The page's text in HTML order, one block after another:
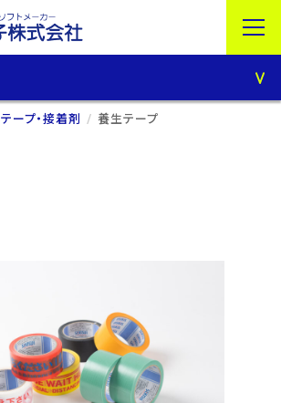
テープ・接着剤 養生テープ